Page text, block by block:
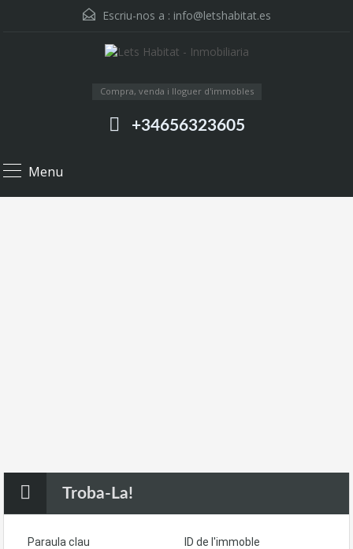
Escriu-nos a : info@letshabitat.es
Compra, venda i lloguer d'immobles
+34656323605
Menu
Troba-La!
Paraula clau ID de l'immoble